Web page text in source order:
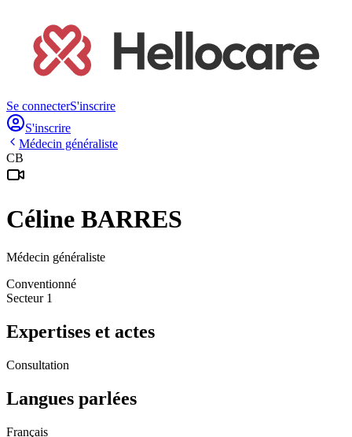
Se connecterS'inscrire
S'inscrire
Médecin généraliste
CB
Céline BARRES
Médecin généraliste
Conventionné
Secteur 1
Expertises et actes
Consultation
Langues parlées
Français